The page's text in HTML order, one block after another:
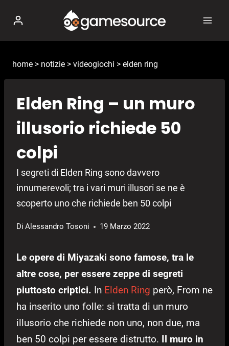
contenuto
home > notizie > videogiochi > elden ring
Elden Ring – un muro
illusorio richiede 50
colpi
I segreti di Elden Ring sono davvero
innumerevoli; tra i vari muri illusori se ne è
scoperto uno che richiede ben 50 colpi
Di Alessandro Tosoni 19 Marzo 2022
Le opere di Miyazaki sono famose, tra le
altre cose, per essere zeppe di segreti
piuttosto criptici. In Elden Ring però, From ne
ha inserito uno folle: si tratta di un muro
illusorio che richiede non uno, non due, ma
ben 50 colpi per essere distrutto. Il muro in